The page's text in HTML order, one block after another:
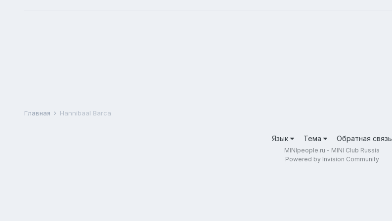
Главная Hannibaal Barca
Язык Тема Обратная связь
MINIpeople.ru - MINI Club Russia
Powered by Invision Community